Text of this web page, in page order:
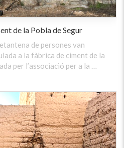
de la Pobla de Segur
de persones van
a la fàbrica de ciment de la
per l’associació per a la …